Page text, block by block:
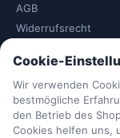
AGB
Widerrufsrecht
Impressum
Cookie-
Barrierefreiheit
Sitemap
Cookie-
Wir verwenden
bestmögliche
den Betrieb des
Cookies helfen uns,